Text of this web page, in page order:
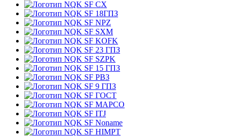
CX
18ГПЗ
NPZ
SXM
KOFK
23 ГПЗ
SZPK
15 ГПЗ
РВЗ
9 ГПЗ
ГОСТ
MAPCO
ITJ
Noname
HIMPT